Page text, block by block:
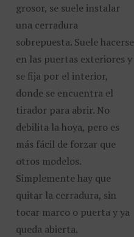
grosor, se suele instalar
una cerradura
sobrepuesta. Suele hacerse
en las puertas exteriores y
se fija por el interior,
donde se encuentra el
tirador para abrir. No
debilita la hoya, pero es
más fácil de forzar que
otros modelos.
Simplemente hay que
quitar la cerradura, sin
tocar marco o puerta y ya
queda abierta.